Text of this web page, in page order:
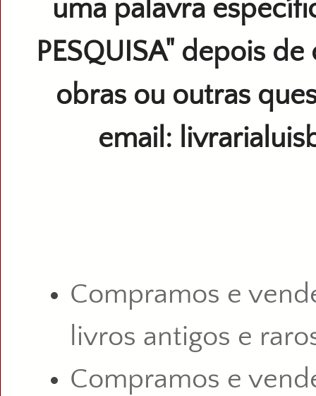
uma palavra
PESQUISA" depois
obras ou outras
email:
Compramos e
livros antigos e
Compramos e